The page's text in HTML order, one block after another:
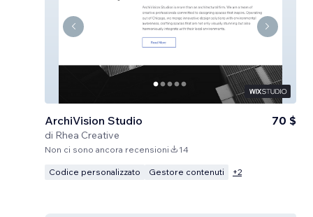
ArchiVision Studio
di Rhea Creative
70 $
Non ci sono ancora recensioni 14
Codice personalizzato Gestore contenuti +2